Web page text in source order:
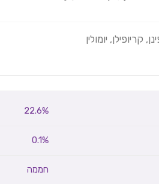
קריופילן, יומולין
22.6%
0.1%
חממה